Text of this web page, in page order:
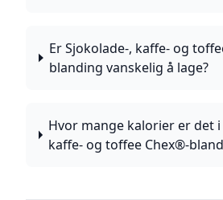
Er Sjokolade-, kaffe- og
blanding vanskelig å lage?
Hvor mange kalorier er det i
kaffe- og toffee Chex®-